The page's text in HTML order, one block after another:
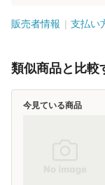
販売者情報 支払い
類似商品と比較
今見ている商品